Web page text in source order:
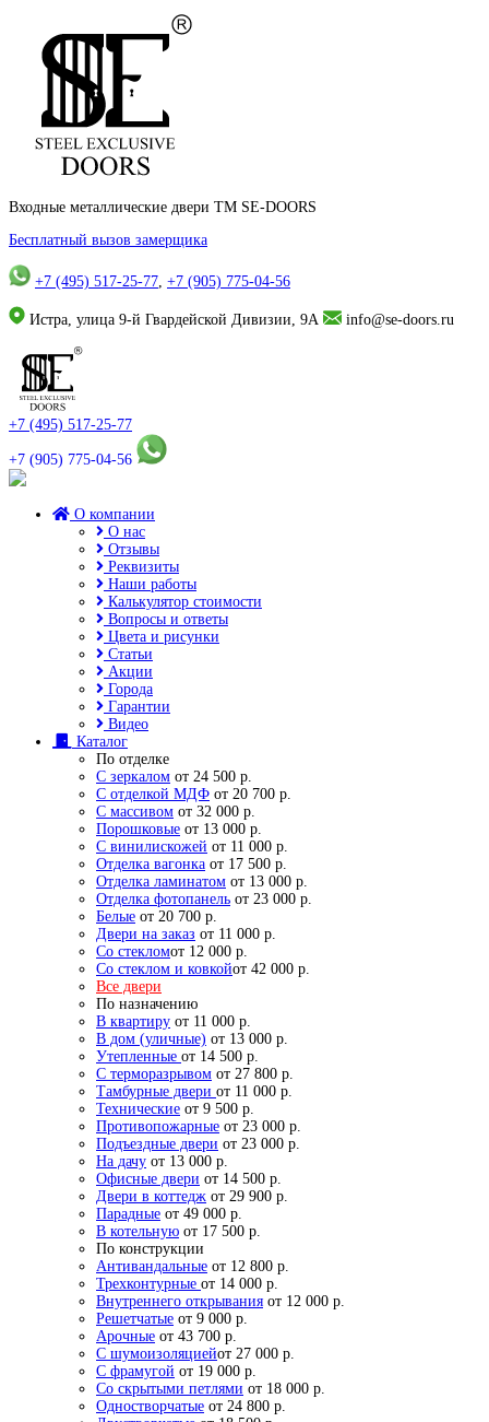
Входные металлические двери TM SE-DOORS
Бесплатный вызов замерщика
+7 (495) 517-25-77, +7 (905) 775-04-56
Истра, улица 9-й Гвардейской Дивизии, 9А info@se-doors.ru
+7 (495) 517-25-77
+7 (905) 775-04-56
О компании
О нас
Отзывы
Реквизиты
Наши работы
Калькулятор стоимости
Вопросы и ответы
Цвета и рисунки
Статьи
Акции
Города
Гарантии
Видео
Каталог
По отделке
С зеркалом от 24 500 р.
С отделкой МДФ от 20 700 р.
С массивом от 32 000 р.
Порошковые от 13 000 р.
С винилискожей от 11 000 р.
Отделка вагонка от 17 500 р.
Отделка ламинатом от 13 000 р.
Отделка фотопанель от 23 000 р.
Белые от 20 700 р.
Двери на заказ от 11 000 р.
Со стекломот 12 000 р.
Со стеклом и ковкойот 42 000 р.
Все двери
По назначению
В квартиру от 11 000 р.
В дом (уличные) от 13 000 р.
Утепленные от 14 500 р.
С терморазрывом от 27 800 р.
Тамбурные двери от 11 000 р.
Технические от 9 500 р.
Противопожарные от 23 000 р.
Подъездные двери от 23 000 р.
На дачу от 13 000 р.
Офисные двери от 14 500 р.
Двери в коттедж от 29 900 р.
Парадные от 49 000 р.
В котельную от 17 500 р.
По конструкции
Антивандальные от 12 800 р.
Трехконтурные от 14 000 р.
Внутреннего открывания от 12 000 р.
Решетчатые от 9 000 р.
Арочные от 43 700 р.
С шумоизоляциейот 27 000 р.
С фрамугой от 19 000 р.
Со скрытыми петлями от 18 000 р.
Одностворчатые от 24 800 р.